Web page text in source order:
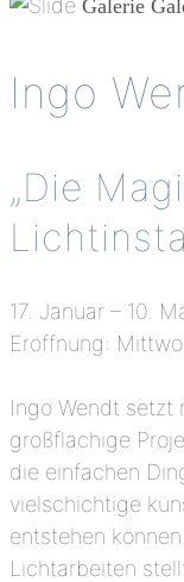
Galerie
Ingo
„Die
17. Januar – 10.
Eröffnung:
Ingo Wendt setzt
großflächige
die einfachen
vielschichtige
entstehen
Lichtarbeiten